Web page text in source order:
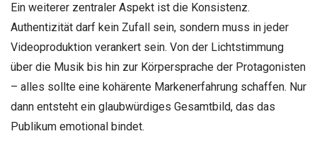
Ein weiterer zentraler Aspekt ist die Konsistenz.
Authentizität darf kein Zufall sein, sondern muss in jeder
Videoproduktion verankert sein. Von der Lichtstimmung
über die Musik bis hin zur Körpersprache der Protagonisten
– alles sollte eine kohärente Markenerfahrung schaffen. Nur
dann entsteht ein glaubwürdiges Gesamtbild, das das
Publikum emotional bindet.